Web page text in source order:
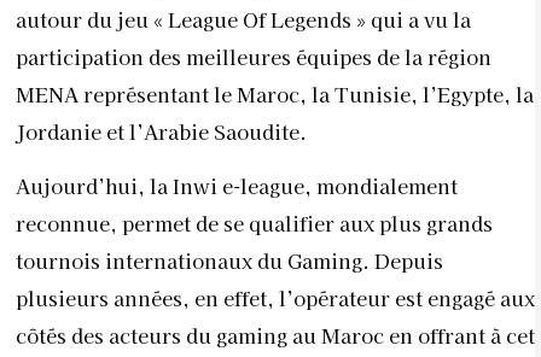
autour du jeu « League Of Legends » qui a vu la
participation des meilleures équipes de la région
MENA représentant le Maroc, la Tunisie, l’Egypte, la
Jordanie et l’Arabie Saoudite.
Aujourd’hui, la Inwi e-league, mondialement
reconnue, permet de se qualifier aux plus grands
tournois internationaux du Gaming. Depuis
plusieurs années, en effet, l’opérateur est engagé aux
côtés des acteurs du gaming au Maroc en offrant à cet